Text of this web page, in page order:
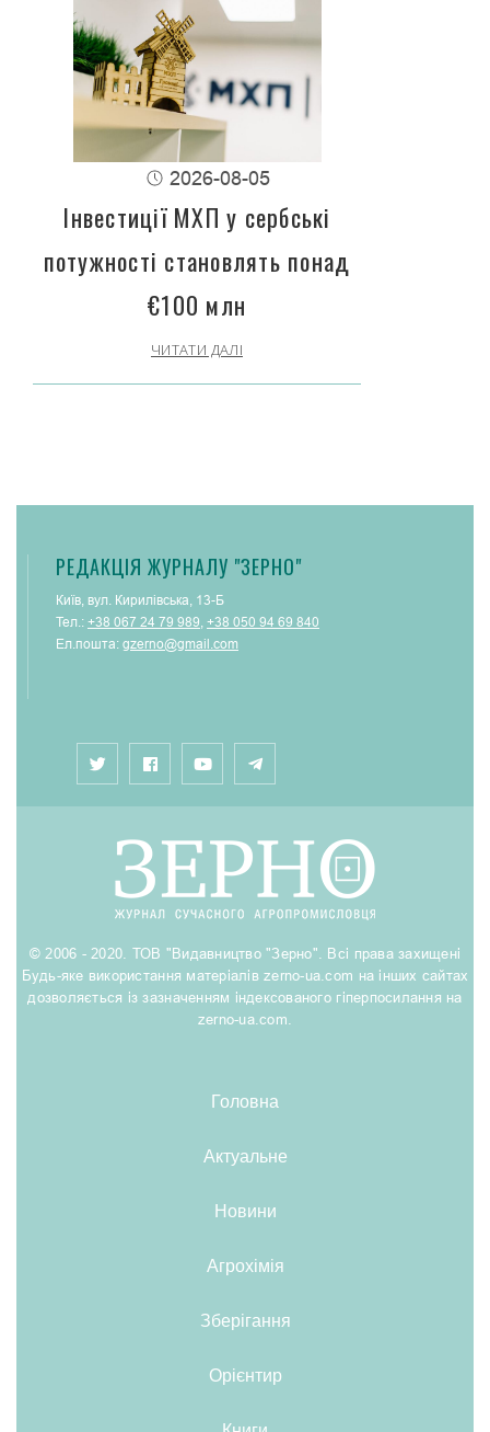
2026-08-05
Інвестиції МХП у сербські
потужності становлять понад
€100 млн
ЧИТАТИ ДАЛІ
РЕДАКЦІЯ ЖУРНАЛУ "ЗЕРНО"
Київ, вул. Кирилівська, 13-Б
Тел.: +38 067 24 79 989 +38 050 94 69 840
Ел.пошта: gzerno@gmail.com
© 2006 - 2020. ТОВ "Видавництво "Зерно". Всі права захищені
Будь-яке використання матеріалів zerno-ua.com на інших сайтах
дозволяється із зазначенням індексованого гіперпосилання на
zerno-ua.com.
Головна
Актуальне
Новини
Агрохімія
Зберігання
Орієнтир